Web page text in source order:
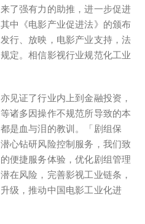
了强有力的助推，进一步促进
中《电影产业促进法》的颁布
行、放映，电影产业支持，法
定。相信影视行业规范化工业
见证了行业内上到金融投资，
诸多因操作不规范所导致的本
是血与泪的教训。「剧组保
心钻研风险控制服务，我们致
便捷服务体验，优化剧组管理
在风险，完善影视工业链条，
级，推动中国电影工业化进